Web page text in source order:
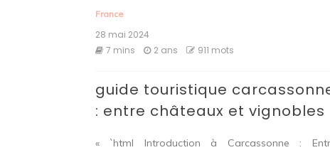
France
28 mai 2024
7 mins
2 ans 911 mots
guide touristique
: entre châteaux et vignobles
« `html Introduction à Carcassonne :